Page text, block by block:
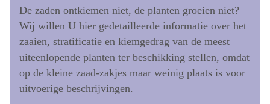
De zaden ontkiemen niet, de planten groeien niet?
Wij willen U hier gedetailleerde informatie over het
zaaien, stratificatie en kiemgedrag van de meest
uiteenlopende planten ter beschikking stellen, omdat
op de kleine zaad-zakjes maar weinig plaats is voor
uitvoerige beschrijvingen.